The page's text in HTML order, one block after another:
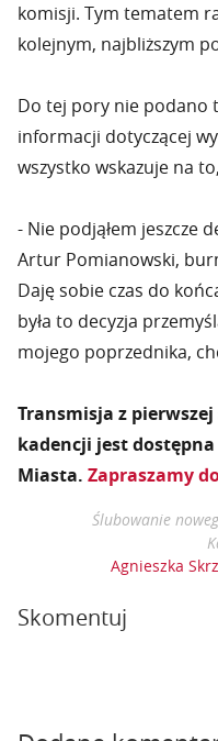
komisji. Tym tematem
kolejnym, najbliższym
Do tej pory nie podano
informacji dotyczącej
wszystko wskazuje na
- Nie podjąłem jeszcze
Artur Pomianowski,
Daję sobie czas do
była to decyzja
mojego poprzednika,
Transmisja z
kadencji jest
Miasta. Zapraszamy
Ślubowanie
Agnieszka
Skomentuj